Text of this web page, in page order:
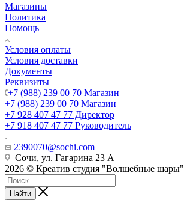
Магазины
Политика
Помощь
Условия оплаты
Условия доставки
Документы
Реквизиты
+7 (988) 239 00 70 Магазин
+7 (988) 239 00 70 Магазин
+7 928 407 47 77 Директор
+7 918 407 47 77 Руководитель
2390070@sochi.com
Сочи, ул. Гагарина 23 А
2026 © Креатив студия "Волшебные шары"
Найти